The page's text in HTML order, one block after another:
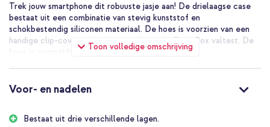
Toon volledige omschrijving
Trek jouw smartphone dit robuuste jasje aan! De drielaagse case
bestaat uit een combinatie van stevig kunststof en
schokbestendig siliconen materiaal. De hoes is voorzien van een
handige clip-cover en is getest volgens de OtterBox valtest. De
hoes is compatible met MagSafe. Handig!
Voor- en nadelen
Bestaat uit drie verschillende lagen.